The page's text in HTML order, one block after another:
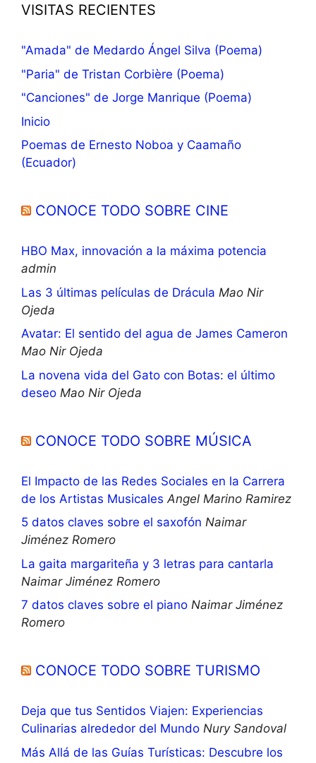
VISITAS RECIENTES
"Amada" de Medardo Ángel Silva (Poema)
"Paria" de Tristan Corbière (Poema)
"Canciones" de Jorge Manrique (Poema)
Inicio
Poemas de Ernesto Noboa y Caamaño
(Ecuador)
CONOCE TODO SOBRE CINE
HBO Max, innovación a la máxima potencia
admin
Las 3 últimas películas de Drácula Mao Nir
Ojeda
Avatar: El sentido del agua de James Cameron
Mao Nir Ojeda
La novena vida del Gato con Botas: el último
deseo Mao Nir Ojeda
CONOCE TODO SOBRE MÚSICA
El Impacto de las Redes Sociales en la Carrera
de los Artistas Musicales Angel Marino Ramirez
5 datos claves sobre el saxofón Naimar
Jiménez Romero
La gaita margariteña y 3 letras para cantarla
Naimar Jiménez Romero
7 datos claves sobre el piano Naimar Jiménez
Romero
CONOCE TODO SOBRE TURISMO
Deja que tus Sentidos Viajen: Experiencias
Culinarias alrededor del Mundo Nury Sandoval
Más Allá de las Guías Turísticas: Descubre los